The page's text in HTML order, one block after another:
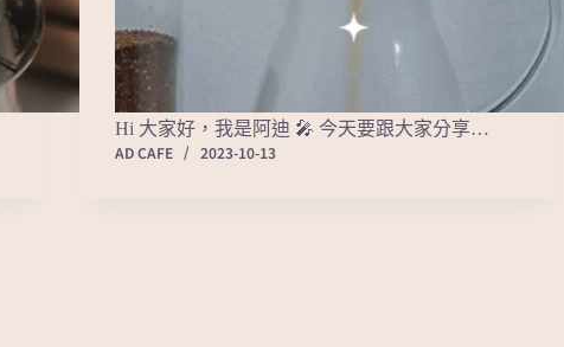
Hi 大家好，我是阿迪 🎤 今天要跟大家分享…
AD CAFE
2023-10-13